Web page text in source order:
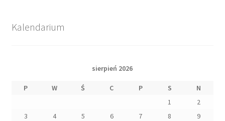
Kalendarium
sierpień 2026
P W Ś C P S
N
1
2
3
4 5 6 7 8
9